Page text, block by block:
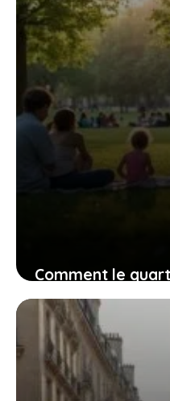
Comment le
Tourcoing
avenir
6 juillet 2026